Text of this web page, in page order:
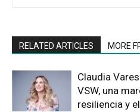
RELATED ARTICLES MORE
Claudia
VSW, una
resiliencia y